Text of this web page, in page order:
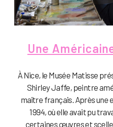
Une
À Nice, le Musée Matisse
Shirley Jaffe, peintre
maître français. Après une
1994, où elle avait pu
certaines œuvres et